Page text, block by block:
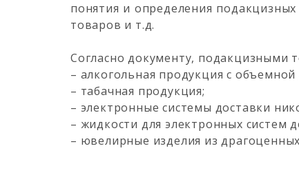
понятия и определения
товаров и т.д.
Согласно документу, подакцизными
– алкогольная продукция с
– табачная продукция;
– электронные системы доставки
– жидкости для электронных систем
– ювелирные изделия из